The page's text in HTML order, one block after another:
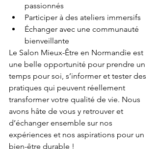
passionnés
Participer à des ateliers immersifs
Échanger avec une communauté
bienveillante
Le Salon Mieux-Être en Normandie est
une belle opportunité pour prendre un
temps pour soi, s’informer et tester des
pratiques qui peuvent réellement
transformer votre qualité de vie. Nous
avons hâte de vous y retrouver et
d’échanger ensemble sur nos
expériences et nos aspirations pour un
bien-être durable !